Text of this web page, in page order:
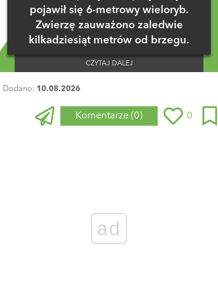
pojawił się 6-metrowy wieloryb.
Zwierzę zauważono zaledwie
kilkadziesiąt metrów od brzegu.
CZYTAJ DALEJ
Dodano: 10.08.2026
Komentarze (0) 0
ad